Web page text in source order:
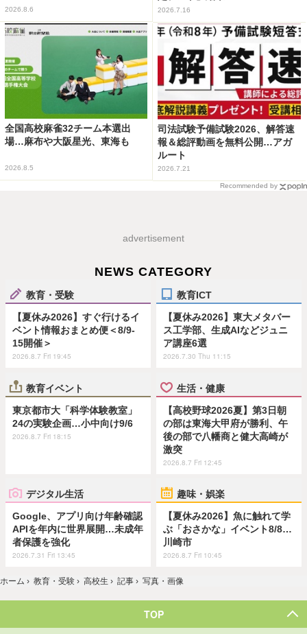
2026.8.6 2026.7.16
全国高校麻雀32チーム本選出
場…麻布や大阪星光、東海も
2026.8.5
司法試験予備試験2026、解答速
報＆総評動画を無料公開…アガ
ルート
2026.7.21
Recommended by
advertisement
NEWS CATEGORY
教育・受験
【夏休み2026】すぐ行けるイ
ベント情報おまとめ便＜8/9-
15開催＞
2026.8.7 Fri 19:45
教育ICT
【夏休み2026】東大メタバー
ス工学部、生成AIなどジュニ
ア講座6選
2026.7.30 Thu 11:15
教育イベント
東京都市大「科学体験教室」
24の実験企画…小中向け9/6
2026.8.7 Fri 18:15
生活・健康
【高校野球2026夏】第3日朝
の部は東海大甲府が勝利、午
後の部で八幡商と健大高崎が
激突
2026.8.7 Fri 12:45
デジタル生活
Google、アプリ向け年齢確認
APIを年内に世界展開…未成年
者保護を強化
2026.7.31 Fri 13:45
趣味・娯楽
【夏休み2026】魚に触れて学
ぶ「おさかな」イベント8/8…
川崎市
2026.8.7 Fri 10:45
ホーム › 教育・受験 › 高校生 › 記事 › 写真・画像
TOP